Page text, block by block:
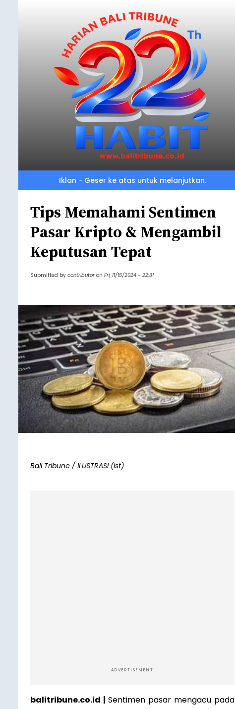
Iklan - Geser ke atas untuk melanjutkan.
Tips Memahami Sentimen
Pasar Kripto & Mengambil
Keputusan Tepat
Submitted by contributor on Fri, 11/15/2024 - 22:31
Bali Tribune / ILUSTRASI (ist)
ADVERTISEMENT
balitribune.co.id | Sentimen pasar mengacu pada